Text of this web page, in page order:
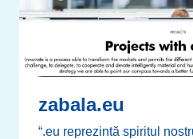
zabala.eu
“.eu reprezintă spiritul